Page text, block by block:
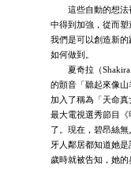
這些自動的想法
中得到加強，從而塑
我們是可以創造新
如何做到。
夏奇拉（Shakira
的顫音「聽起來像山
加入了稱為「天命真
最大電視選秀節目《
了。現在，碧昂絲
牙人鄰居都知道她是
歲時就被告知，她